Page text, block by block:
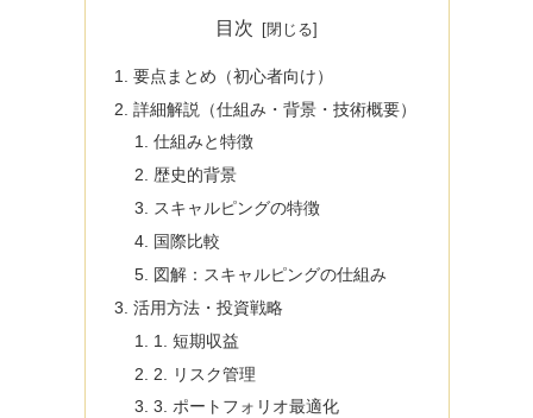
目次
要点まとめ（初心者向け）
詳細解説（仕組み・背景・技術概要）
仕組みと特徴
歴史的背景
スキャルピングの特徴
国際比較
図解：スキャルピングの仕組み
活用方法・投資戦略
1. 短期収益
2. リスク管理
3. ポートフォリオ最適化